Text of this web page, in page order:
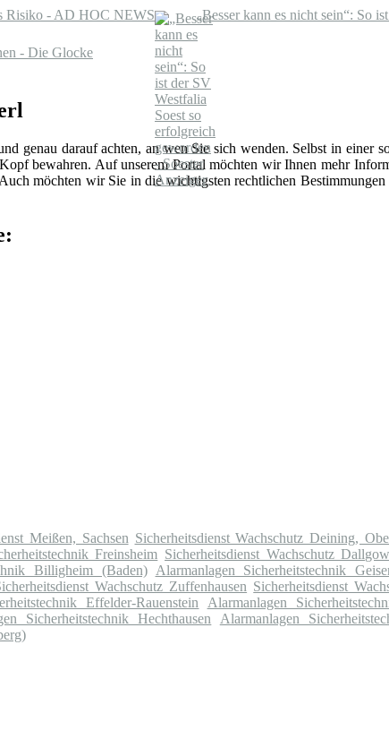
Risiko - AD HOC NEWS „Besser kann es nicht sein“: So
- Die Glocke
genau darauf achten, an wen Sie sich wenden. Selbst in einer
bewahren. Auf unserem Portal möchten wir Ihnen mehr
möchten wir Sie in die wichtigsten rechtlichen
Meißen, Sachsen Sicherheitsdienst Wachschutz Deining,
Freinsheim Sicherheitsdienst Wachschutz
Billigheim (Baden) Alarmanlagen Sicherheitstechnik
Wachschutz Zuffenhausen Sicherheitsdienst
Effelder-Rauenstein Alarmanlagen
Sicherheitstechnik Hechthausen Alarmanlagen